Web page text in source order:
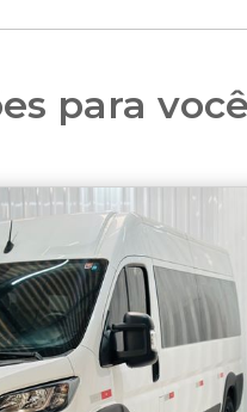
para